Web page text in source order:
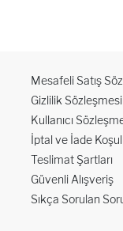
Mesafeli Satış
Gizlilik Sözleşmesi
Kullanıcı
İptal ve İade
Teslimat Şartları
Güvenli Alışveriş
Sıkça Sorulan